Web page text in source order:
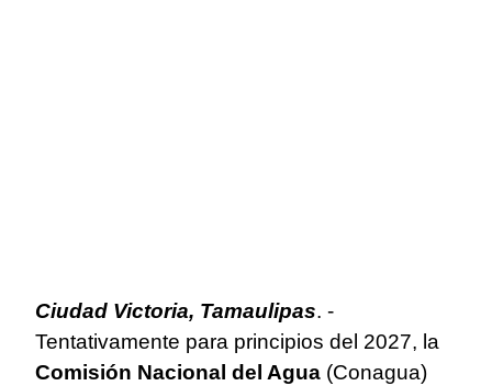
Ciudad Victoria, Tamaulipas. -
Tentativamente para principios del 2027, la
Comisión Nacional del Agua (Conagua)